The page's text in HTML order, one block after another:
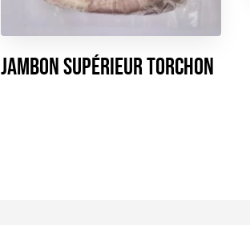
Jambon Supérieur Torchon